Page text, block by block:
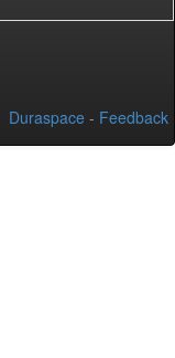
Duraspace - Feedback